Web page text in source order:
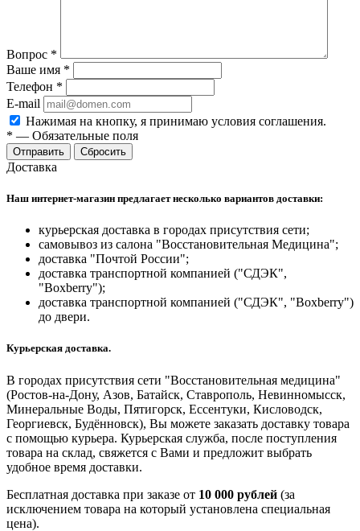
Вопрос *
Ваше имя *
Телефон *
E-mail
Нажимая на кнопку, я принимаю условия соглашения.
* — Обязательные поля
Отправить Сбросить
Доставка
Наш интернет-магазин предлагает несколько вариантов доставки:
курьерская доставка в городах присутствия сети;
самовывоз из салона "Восстановительная Медицина";
доставка "Почтой России";
доставка транспортной компанией ("СДЭК",
"Boxberry");
доставка транспортной компанией ("СДЭК", "Boxberry")
до двери.
Курьерская доставка.
В городах присутствия сети "Восстановительная медицина"
(Ростов-на-Дону, Азов, Батайск, Ставрополь, Невинномысск,
Минеральные Воды, Пятигорск, Ессентуки, Кисловодск,
Георгиевск, Будённовск), Вы можете заказать доставку товара
с помощью курьера. Курьерская служба, после поступления
товара на склад, свяжется с Вами и предложит выбрать
удобное время доставки.
Бесплатная доставка при заказе от 10 000 рублей (за
исключением товара на который установлена специальная
цена).